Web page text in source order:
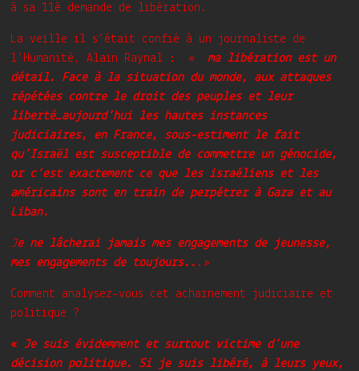
à sa 11è demande de libération.
La veille il s’était confié à un journaliste de
l’Humanité, Alain Raynal : «
ma libération est un
détail. Face à la situation du monde, aux attaques
répétées contre le droit des peuples et leur
liberté…aujourd’hui les hautes instances
judiciaires, en France, sous-estiment le fait
qu’Israël est susceptible de commettre un génocide,
or c’est exactement ce que les israéliens et les
américains sont en train de perpétrer à Gaza et au
Liban.
Je ne lâcherai jamais mes engagements de jeunesse,
mes engagements de toujours.. .»
Comment analysez-vous cet acharnement judiciaire et
politique ?
« Je suis évidemment et surtout victime d’une
décision politique. Si je suis libéré, à leurs yeux,